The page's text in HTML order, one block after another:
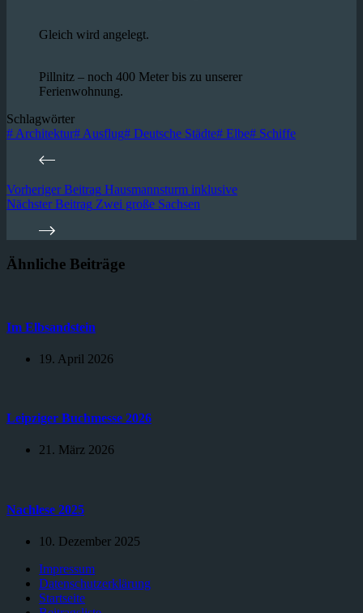
Gleich wird angelegt.
Pillnitz – noch 400 Meter bis zu unserer
Ferienwohnung.
Schlagwörter
# Architektur# Ausflug# Deutsche Städte# Elbe# Schiffe
VorherigerBeitrag Hausmannsturm inklusive
NächsterBeitrag Zwei große Sachsen
Ähnliche Beiträge
Im Elbsandstein
19. April 2026
Leipziger Buchmesse 2026
21. März 2026
Nachlese 2025
10. Dezember 2025
Impressum
Datenschutzerklärung
Startseite